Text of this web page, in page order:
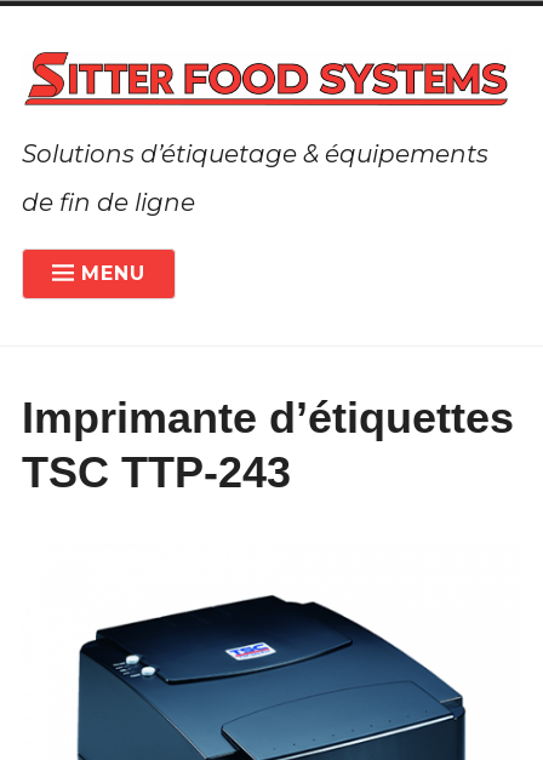
contenu
Solutions d’étiquetage & équipements
de fin de ligne
MENU
ETIQUETEUSES
LE
SOLUTIONS SUR MESURE
SERVICE APRÈS-VENTE
CAS CLIENTS
ARTICLES ET ACTUALITÉS
CONTACTEZ-NOUS
Imprimante d’étiquettes
TSC TTP-243